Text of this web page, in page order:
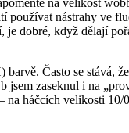
používat nástrahy ve
dobré, když dělají
Často se stává,
zaseknul i na
háčcích velikosti